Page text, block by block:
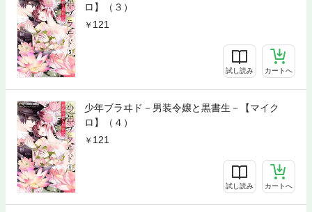
ロ】（３）
121
試し読み カートへ
少年ブラヰド－男装令嬢と黒書生－【マイク
ロ】（４）
121
試し読み カートへ